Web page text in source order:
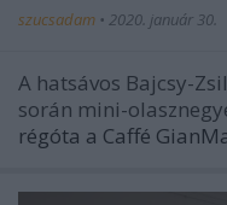
szucsadam • 2020. január 30.
A hatsávos Bajcsy-
során mini-
régóta a Caffé